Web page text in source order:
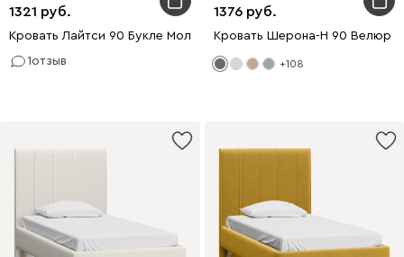
1321
Кровать Лайтси 90 Букле Молочный
1отзыв
1376
Кровать Шерона-Н 90 Велюр
+108